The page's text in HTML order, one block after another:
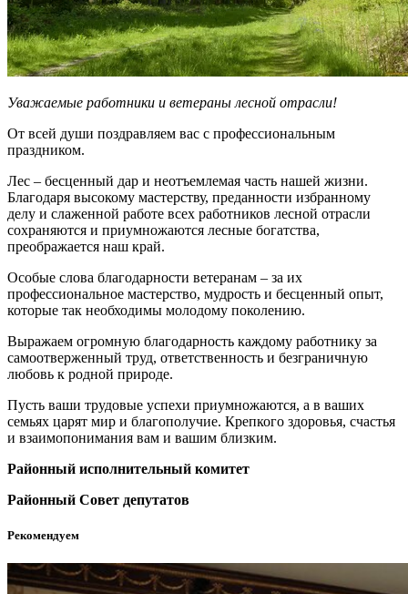
Уважаемые работники и ветераны лесной отрасли!
От всей души поздравляем вас с профессиональным
праздником.
Лес – бесценный дар и неотъемлемая часть нашей жизни.
Благодаря высокому мастерству, преданности избранному
делу и слаженной работе всех работников лесной отрасли
сохраняются и приумножаются лесные богатства,
преображается наш край.
Особые слова благодарности ветеранам – за их
профессиональное мастерство, мудрость и бесценный опыт,
которые так необходимы молодому поколению.
Выражаем огромную благодарность каждому работнику за
самоотверженный труд, ответственность и безграничную
любовь к родной природе.
Пусть ваши трудовые успехи приумножаются, а в ваших
семьях царят мир и благополучие. Крепкого здоровья, счастья
и взаимопонимания вам и вашим близким.
Районный исполнительный комитет
Районный Совет депутатов
Рекомендуем